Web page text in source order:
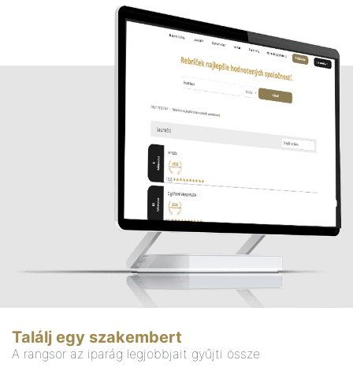
Találj egy szakembert
A rangsor az iparág legjobbjait gyűjti össze